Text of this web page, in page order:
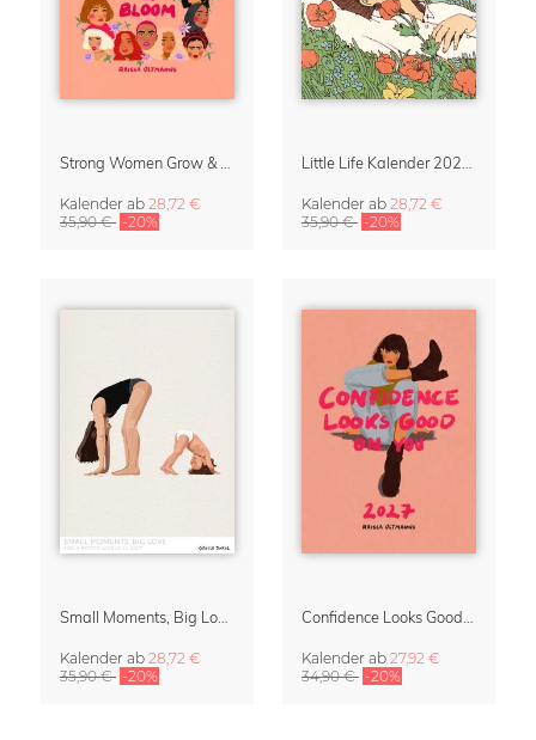
Kalender ab 28,72 €
35,90 € -20%
Kalender ab 28,72 €
35,90 € -20%
Kalender ab 28,72 €
35,90 € -20%
Kalender ab 27,92 €
34,90 € -20%